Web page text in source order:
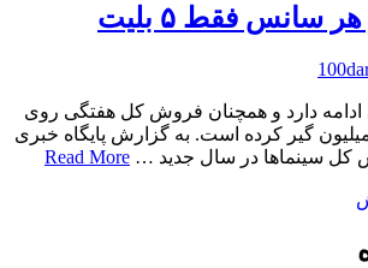
سانس فقط ۵ بلیت
دارد و همچنان فروش کل هفتگی روی
۱میلیارد و ۲۰۰ میلیون گیر کرده است. به گزارش پایگاه خبری
Read More